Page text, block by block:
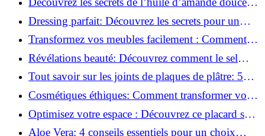
Pourquoi vous devez l'adopter!
Dressing parfait: Découvrez les secrets pour un
rangement optimal!
Transformez vos meubles facilement : Comment
installer des roulettes en un clin d'œil !
Révélations beauté: Découvrez comment le sel
transforme votre routine!
Tout savoir sur les joints de plaques de plâtre: 5
questions clés pour comprendre les fissures!
Cosmétiques éthiques: Comment transformer votre
routine beauté!
Optimisez votre espace : Découvrez ce placard sous
rampant à portes coulissantes!
Aloe Vera: 4 conseils essentiels pour un choix